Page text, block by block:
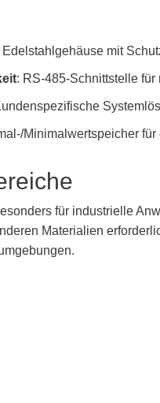
Edelstahlgehäuse mit
: RS-485-Schnittstelle
Minimalwertspeicher
für industrielle
Materialien